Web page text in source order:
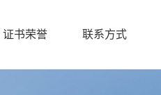
证书荣誉 联系方式